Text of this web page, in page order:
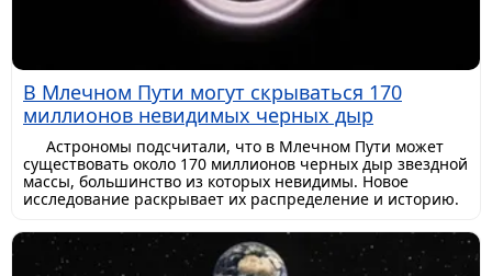
В Млечном Пути могут скрываться 170
миллионов невидимых черных дыр
Астрономы подсчитали, что в Млечном Пути может
существовать около 170 миллионов черных дыр звездной
массы, большинство из которых невидимы. Новое
исследование раскрывает их распределение и историю.